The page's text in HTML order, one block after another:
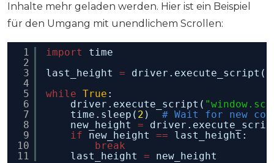
Inhalte mehr geladen werden. Hier ist ein Beispiel
für den Umgang mit unendlichem Scrollen:
1
2
3
4
5
6
7
8
9
10
11
import
time
last_height = driver.execute_script(
while True :
driver.execute_script(
time.sleep( 2 ) # Wait for new
new_height =
if
new_height ==
last_height:
break
last_height = new_height